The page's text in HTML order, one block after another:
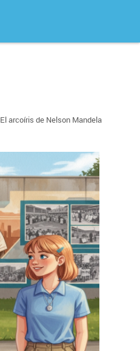
El arcoíris de Nelson Mandela